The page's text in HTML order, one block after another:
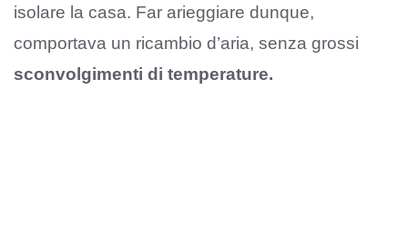
isolare la casa. Far arieggiare dunque,
comportava un ricambio d’aria, senza grossi
sconvolgimenti di temperature.